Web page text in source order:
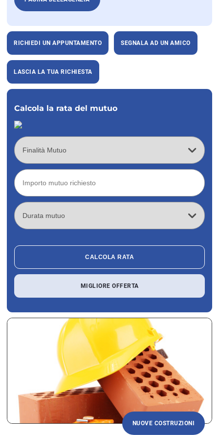
RICHIEDI UN APPUNTAMENTO SEGNALA AD UN AMICO
LASCIA LA TUA RICHIESTA
Calcola la rata del mutuo
CALCOLA RATA
MIGLIORE OFFERTA
NUOVE COSTRUZIONI